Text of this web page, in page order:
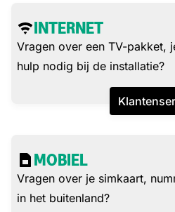
INTERNET
Vragen over een TV-pakket,
hulp nodig bij de installatie?
MOBIEL
Vragen over je simkaart,
in het buitenland?